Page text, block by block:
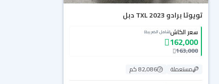
تويوتا برادو TXL 2023 دبل
سعر الكاش(شامل الضريبة)
162,000
163,000
مستعملة
82,086 كم